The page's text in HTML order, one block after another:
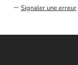
– Signaler une erreur